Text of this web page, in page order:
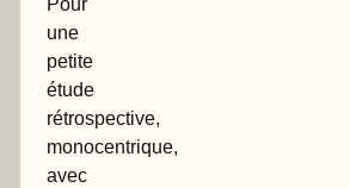
une
petite
étude
rétrospective,
monocentrique,
avec